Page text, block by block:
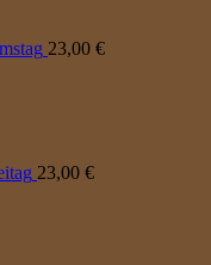
23,00 €
23,00 €